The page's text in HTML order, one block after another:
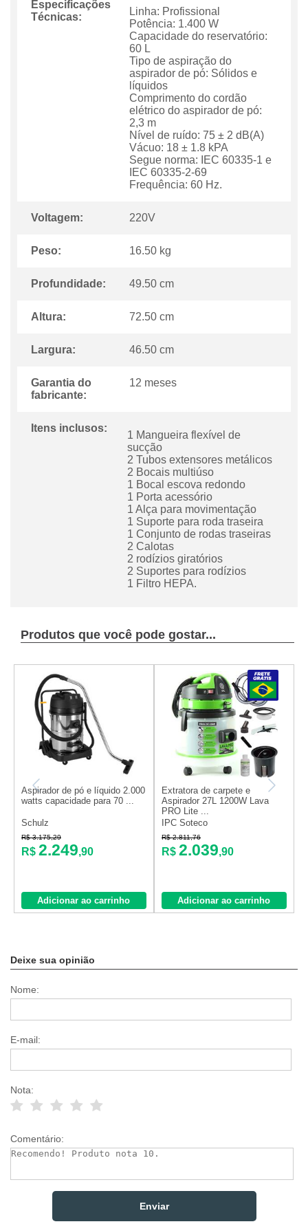
Especificações
Técnicas:
Linha: Profissional
Potência: 1.400 W
Capacidade do reservatório:
60 L
Tipo de aspiração do
aspirador de pó: Sólidos e
líquidos
Comprimento do cordão
elétrico do aspirador de pó:
2,3 m
Nível de ruído: 75 ± 2 dB(A)
Vácuo: 18 ± 1.8 kPA
Segue norma: IEC 60335-1 e
IEC 60335-2-69
Frequência: 60 Hz.
Voltagem: 220V
Peso: 16.50 kg
Profundidade: 49.50 cm
Altura: 72.50 cm
Largura: 46.50 cm
Garantia do
fabricante:
12 meses
Itens inclusos:
1 Mangueira flexível de
sucção
2 Tubos extensores metálicos
2 Bocais multiúso
1 Bocal escova redondo
1 Porta acessório
1 Alça para movimentação
1 Suporte para roda traseira
1 Conjunto de rodas traseiras
2 Calotas
2 rodízios giratórios
2 Suportes para rodízios
1 Filtro HEPA.
Produtos que você pode gostar...
Aspirador de pó e líquido 2.000
watts capacidade para 70 ...
Schulz
R$ 3.175,29
R$ 2.249,90
Adicionar ao carrinho
Extratora de carpete e
Aspirador 27L 1200W Lava
PRO Lite ...
IPC Soteco
R$ 2.811,76
R$ 2.039,90
Adicionar ao carrinho
Deixe sua opinião
Nome:
E-mail:
Nota:
Comentário: